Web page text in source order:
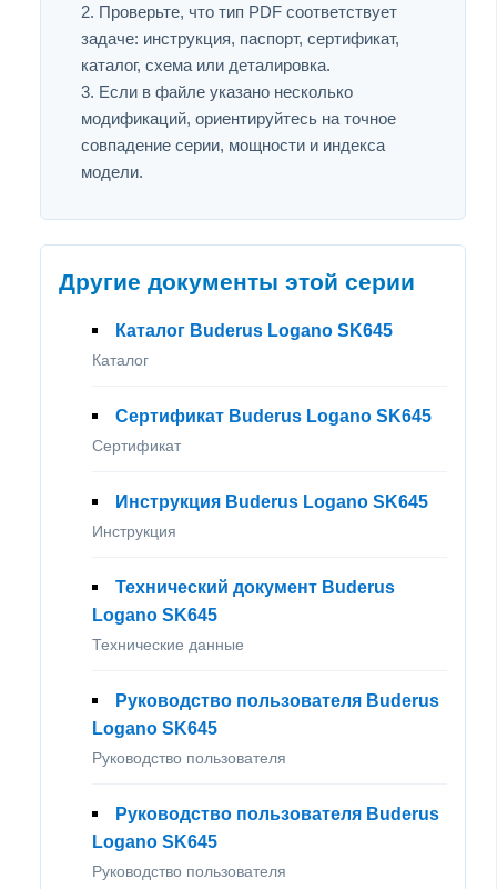
Проверьте, что тип PDF соответствует
задаче: инструкция, паспорт, сертификат,
каталог, схема или деталировка.
Если в файле указано несколько
модификаций, ориентируйтесь на точное
совпадение серии, мощности и индекса
модели.
Другие документы этой серии
Каталог Buderus Logano SK645
Каталог
Сертификат Buderus Logano SK645
Сертификат
Инструкция Buderus Logano SK645
Инструкция
Технический документ Buderus
Logano SK645
Технические данные
Руководство пользователя Buderus
Logano SK645
Руководство пользователя
Руководство пользователя Buderus
Logano SK645
Руководство пользователя